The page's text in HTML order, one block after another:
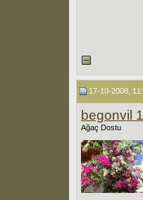
17-10-2008,
begonvil
Ağaç Dostu